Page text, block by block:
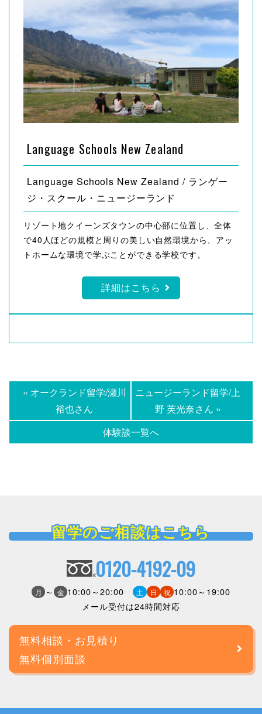
Language Schools New Zealand
Language Schools New Zealand / ランゲー
ジ・スクール・ニュージーランド
リゾート地クイーンズタウンの中心部に位置し、全体
で40人ほどの規模と周りの美しい自然環境から、アッ
トホームな環境で学ぶことができる学校です。
詳細はこちら
« オークランド留学/瀬川
裕也さん
体験談一覧へ
ニュージーランド留学/上
野 芙光奈さん »
留学のご相談はこちら
0120-4192-09
月 ～ 金 10:00～20:00 土 日 祝 10:00～19:00
メール受付は24時間対応
無料相談・お見積り
無料個別面談